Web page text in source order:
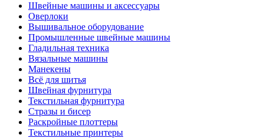
Швейные машины и аксессуары
Оверлоки
Вышивальное оборудование
Промышленные швейные машины
Гладильная техника
Вязальные машины
Манекены
Всё для шитья
Швейная фурнитура
Текстильная фурнитура
Стразы и бисер
Раскройные плоттеры
Текстильные принтеры